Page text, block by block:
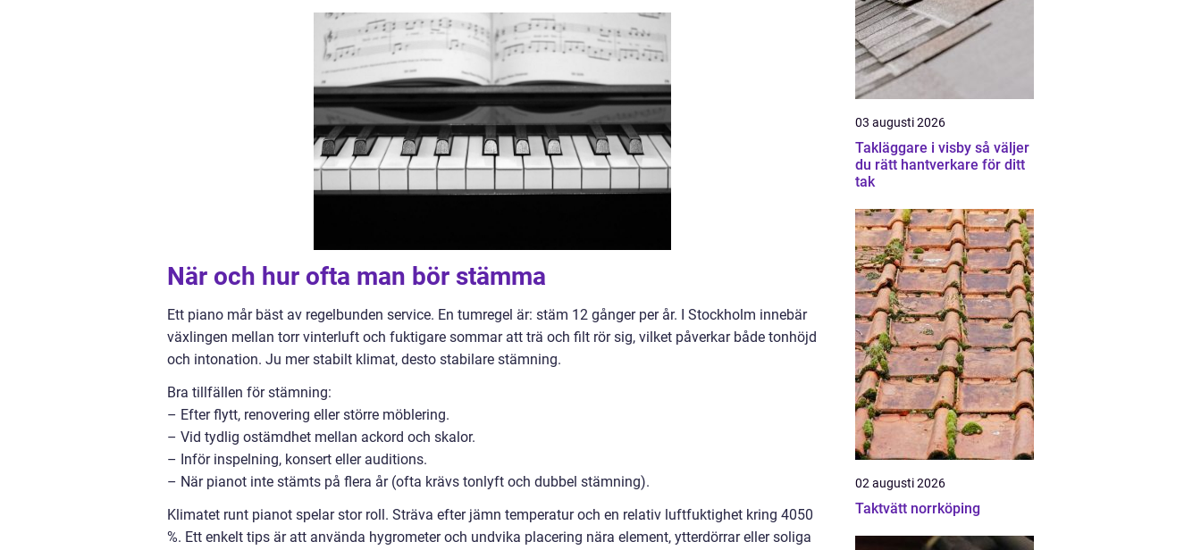
När och hur ofta man bör stämma
Ett piano mår bäst av regelbunden service. En tumregel är: stäm 12 gånger per år. I Stockholm innebär
växlingen mellan torr vinterluft och fuktigare sommar att trä och filt rör sig, vilket påverkar både tonhöjd
och intonation. Ju mer stabilt klimat, desto stabilare stämning.
Bra tillfällen för stämning:
– Efter flytt, renovering eller större möblering.
– Vid tydlig ostämdhet mellan ackord och skalor.
– Inför inspelning, konsert eller auditions.
– När pianot inte stämts på flera år (ofta krävs tonlyft och dubbel stämning).
Klimatet runt pianot spelar stor roll. Sträva efter jämn temperatur och en relativ luftfuktighet kring 4050
%. Ett enkelt tips är att använda hygrometer och undvika placering nära element, ytterdörrar eller soliga
03 augusti 2026
Takläggare i visby så väljer
du rätt hantverkare för ditt
tak
02 augusti 2026
Taktvätt norrköping